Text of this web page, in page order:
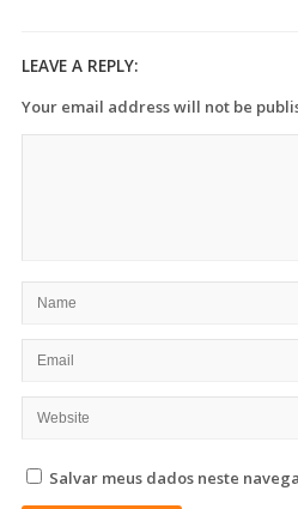
LEAVE A REPLY:
Your email address will not be
Salvar meus dados neste